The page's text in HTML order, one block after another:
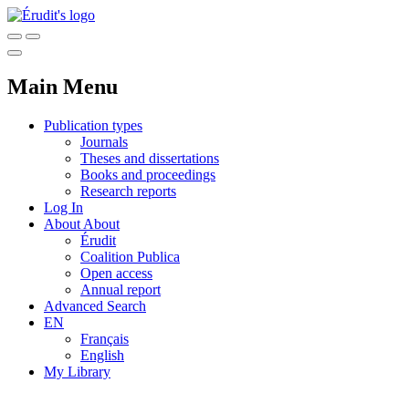
Main Menu
Publication types
Journals
Theses and dissertations
Books and proceedings
Research reports
Log In
About About
Érudit
Coalition Publica
Open access
Annual report
Advanced Search
EN
Français
English
My Library